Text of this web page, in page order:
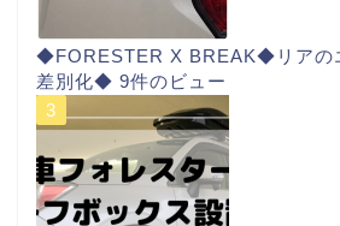
◆FORESTER X BREAK◆リアの
差別化◆ 9件のビュー